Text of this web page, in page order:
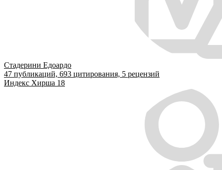
Стадерини Едоардо
47 публикаций, 693 цитирования, 5 рецензий
Индекс Хирша 18